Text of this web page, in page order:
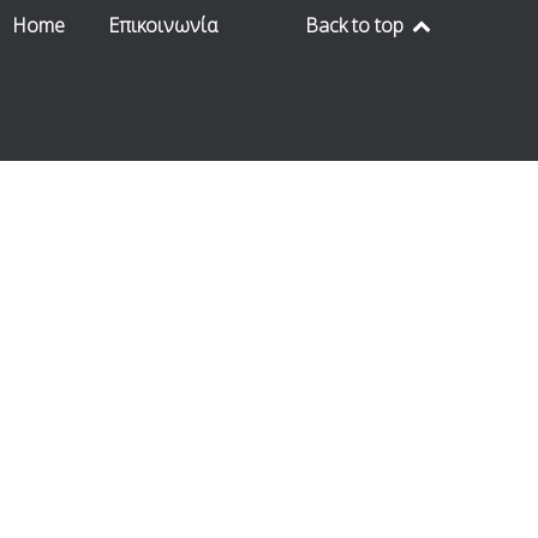
Home Επικοινωνία Back to top